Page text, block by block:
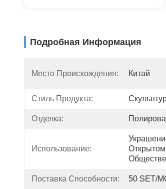
Подробная Информация
Место Происхождения: Китай
Стиль Продукта:
Отделка:
Использование:
Поставка Способности: 50 SET/